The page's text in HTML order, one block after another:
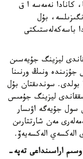
كانادا نەمەسە ا ق
بۇل
باسەكەلەستىكتى
ليزينگ جۇيەسىن
ونىڭ ورنىنا
بولدى. سوندىقتان بۇل
ليزينگ جۇمىس
سول جۇيەگە اۋىسار
مەن شارتتارىن
الەكسەي الەكسەيەۆ.
اراسىنداعى تەپە-